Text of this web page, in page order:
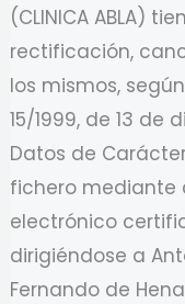
(CLINICA ABLA)
rectificación,
los mismos,
15/1999, de 13 de
Datos de
fichero mediante
electrónico
dirigiéndose a
Fernando de